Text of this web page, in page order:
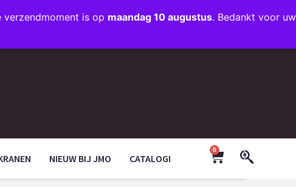
is op maandag 10 augustus. Bedankt voor uw
INFO@JMODESIGN.NL
+31 (0)35 203 1663
NIEUW BIJ JMO CATALOGI
0